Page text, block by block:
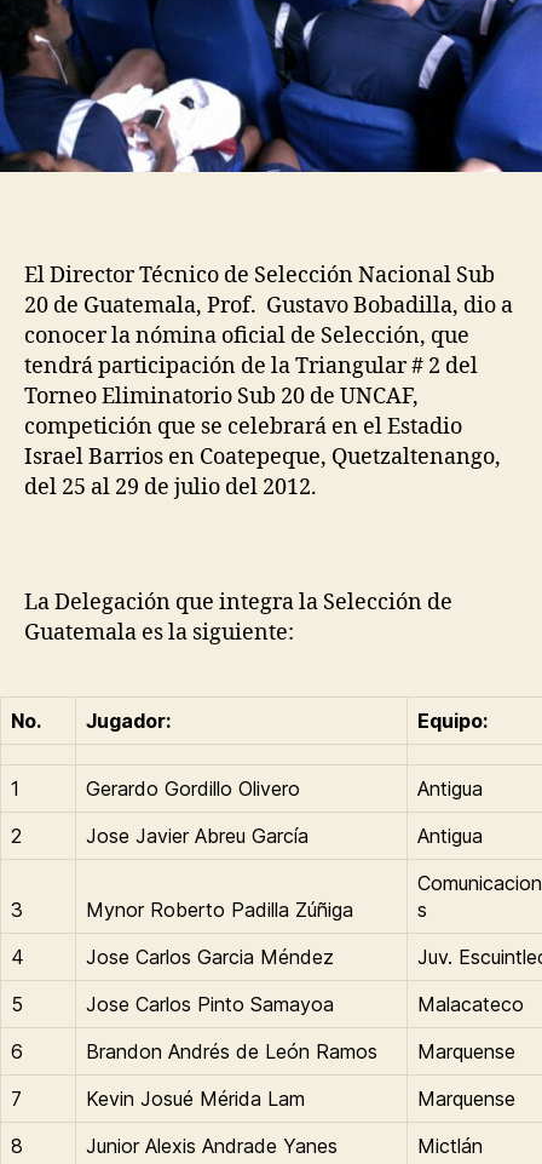
El Director Técnico de Selección Nacional Sub
20 de Guatemala, Prof. Gustavo Bobadilla, dio a
conocer la nómina oficial de Selección, que
tendrá participación de la Triangular # 2 del
Torneo Eliminatorio Sub 20 de UNCAF,
competición que se celebrará en el Estadio
Israel Barrios en Coatepeque, Quetzaltenango,
del 25 al 29 de julio del 2012.
La Delegación que integra la Selección de
Guatemala es la siguiente:
No. Jugador: Equipo:
1 Gerardo Gordillo Olivero
Antigua
2
Jose Javier Abreu García Antigua
3 Mynor Roberto Padilla Zúñiga
s
4
Jose Carlos Garcia Méndez
Juv.
5
Jose Carlos Pinto Samayoa
Malacateco
6
Brandon Andrés de León Ramos
Marquense
7
Kevin Josué Mérida Lam
Marquense
8
Junior Alexis Andrade Yanes Mictlán